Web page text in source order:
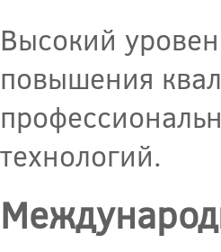
Высокий
повышения
технологий.